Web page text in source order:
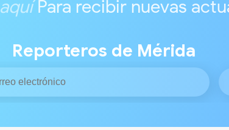
aquíPara recibir nuevas
Reporteros de Mérida